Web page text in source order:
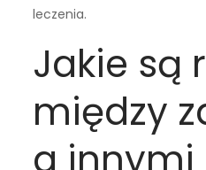
leczenia.
Jakie są
między